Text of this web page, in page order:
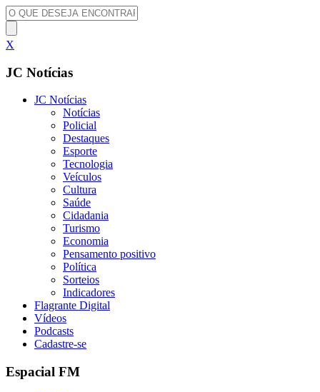
X
JC Notícias
JC Notícias
Notícias
Policial
Destaques
Esporte
Tecnologia
Veículos
Cultura
Saúde
Cidadania
Turismo
Economia
Pensamento positivo
Política
Sorteios
Indicadores
Flagrante Digital
Vídeos
Podcasts
Cadastre-se
Espacial FM